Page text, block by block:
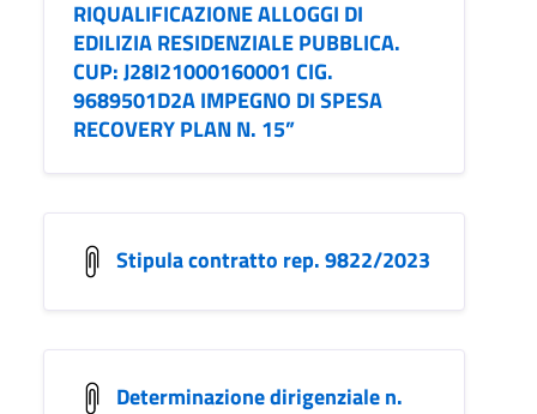
RIQUALIFICAZIONE ALLOGGI DI
EDILIZIA RESIDENZIALE PUBBLICA.
CUP: J28I21000160001 CIG.
9689501D2A IMPEGNO DI SPESA
RECOVERY PLAN N. 15”
Stipula contratto rep. 9822/2023
Determinazione dirigenziale n.